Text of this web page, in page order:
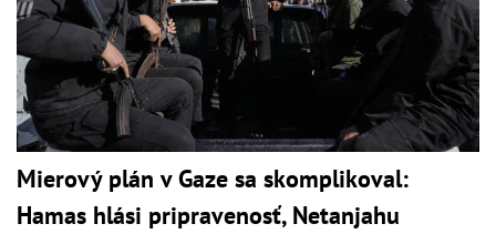
Mierový plán v Gaze sa skomplikoval:
Hamas hlási pripravenosť, Netanjahu